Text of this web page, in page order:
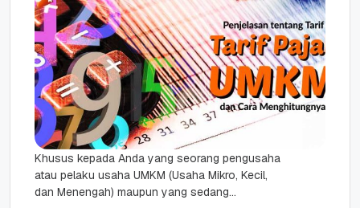
Khusus kepada Anda yang seorang pengusaha
atau pelaku usaha UMKM (Usaha Mikro, Kecil,
dan Menengah) maupun yang sedang